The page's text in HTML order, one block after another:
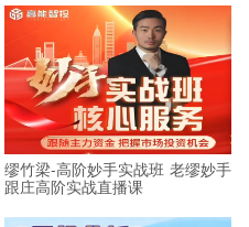
缪竹梁-高阶妙手实战班 老缪妙手
跟庄高阶实战直播课